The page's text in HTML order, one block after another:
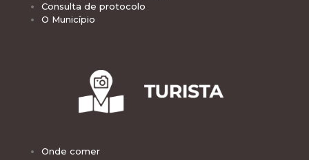
Consulta de protocolo
O Município
Onde comer